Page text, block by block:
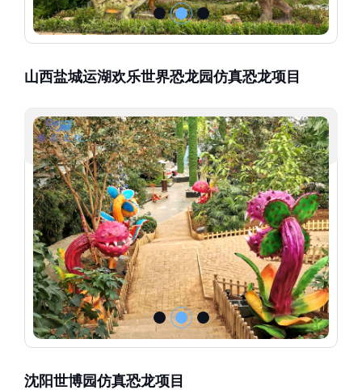
山西盐城运湖欢乐世界恐龙园仿真恐龙项目
沈阳世博园仿真恐龙项目